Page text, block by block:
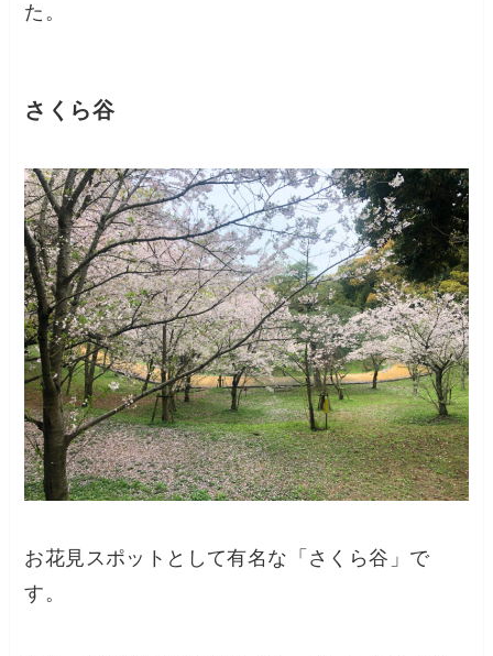
た。
さくら谷
お花見スポットとして有名な「さくら谷」で
す。